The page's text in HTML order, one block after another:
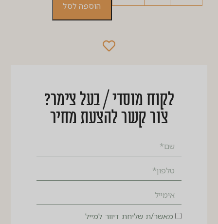
הוספה לסל
לקוח מוסדי / בעל צימר?
צור קשר להצעת מחיר
מאשר/ת שליחת דיוור למייל